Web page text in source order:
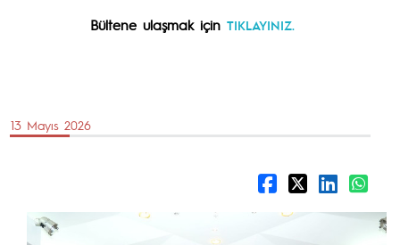
Bültene ulaşmak için TIKLAYINIZ.
13 Mayıs 2026